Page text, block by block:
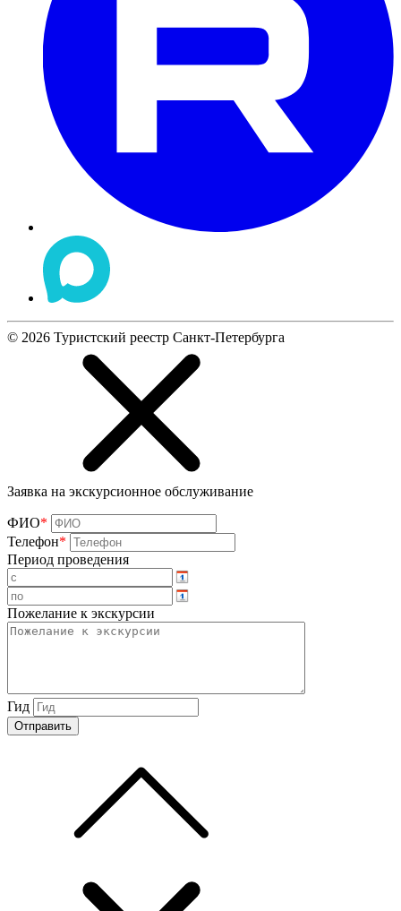
© 2026 Туристский реестр Санкт-Петербурга
Заявка на экскурсионное обслуживание
ФИО*
Телефон*
Период проведения
Пожелание к экскурсии
Гид